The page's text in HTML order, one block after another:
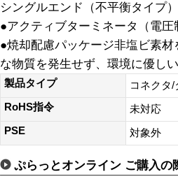
シングルエンド（不平衡タイプ
●アクティブターミネータ（電圧
●焼却配慮パッケージ非塩ビ素
な物質を発生せず、環境に優し
製品タイプ
コネクタ
RoHS指令
未対応
PSE
対象外
ぷらっとオンライン ご購入の